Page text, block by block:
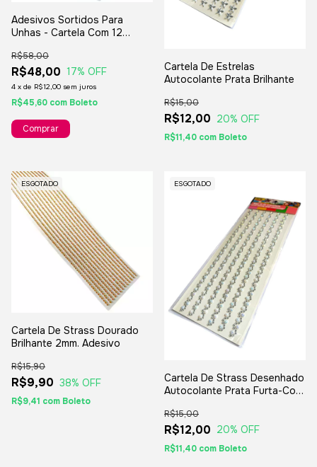
Adesivos Sortidos Para
Unhas - Cartela Com 12
R$48,00
R$58,00
17% OFF
4 x de R$12,00 sem juros
R$45,60 com Boleto
Cartela De Estrelas
Autocolante Prata Brilhante
R$12,00
R$15,00
20% OFF
R$11,40 com Boleto
ESGOTADO
Cartela De Strass Dourado
Brilhante 2mm. Adesivo
R$9,90
R$15,90
38% OFF
R$9,41 com Boleto
ESGOTADO
Cartela De Strass Desenhado
Autocolante Prata Furta-Cor
R$12,00
R$15,00
20% OFF
R$11,40 com Boleto